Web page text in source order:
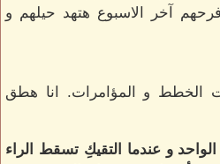
آخر الاسبوع هتهد حيلهم و
الخطط و المؤامرات. انا هطق
و عندما التقيكِ تسقط الراء